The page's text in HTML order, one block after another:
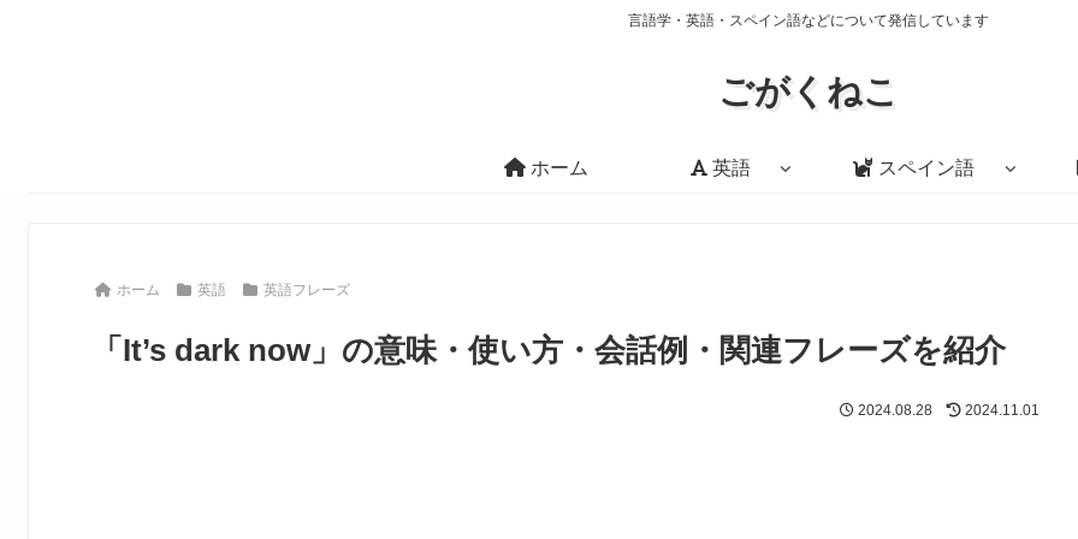
言語学・英語・スペイン語などについて発信しています
ごがくねこ
ホーム 英語 スペイン語
ホーム 英語 英語フレーズ
「It’s dark now」の意味・使い方・会話例・関連フレーズを紹介
2024.08.28 2024.11.01